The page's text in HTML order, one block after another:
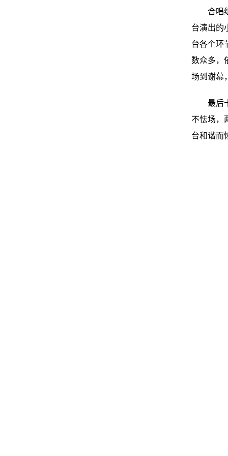
合唱
台演出的
台各个环
数众多，
场到谢幕
最后
不怯场，
台和谐而